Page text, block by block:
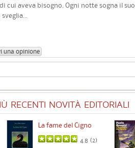
cui aveva bisogno. Ogni notte sogna il suo
una opinione
RECENTI NOVITÀ EDITORIALI
La fame del Cigno
4.8 (2)